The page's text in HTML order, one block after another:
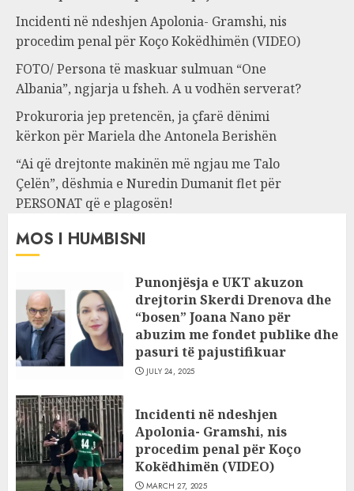
Incidenti në ndeshjen Apolonia- Gramshi, nis
procedim penal për Koço Kokëdhimën (VIDEO)
FOTO/ Persona të maskuar sulmuan “One
Albania”, ngjarja u fsheh. A u vodhën serverat?
Prokuroria jep pretencën, ja çfarë dënimi
kërkon për Mariela dhe Antonela Berishën
“Ai që drejtonte makinën më ngjau me Talo
Çelën”, dëshmia e Nuredin Dumanit flet për
PERSONAT që e plagosën!
MOS I HUMBISNI
Punonjësja e UKT akuzon
drejtorin Skerdi Drenova dhe
“bosen” Joana Nano për
abuzim me fondet publike dhe
pasuri të pajustifikuar
JULY 24, 2025
Incidenti në ndeshjen
Apolonia- Gramshi, nis
procedim penal për Koço
Kokëdhimën (VIDEO)
MARCH 27, 2025